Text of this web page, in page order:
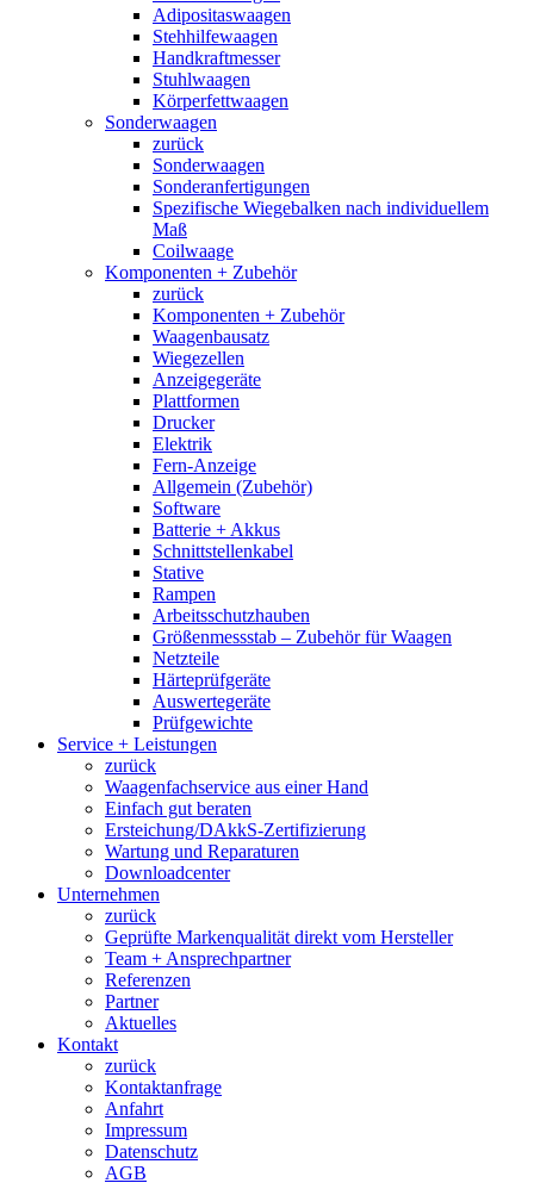
Adipositaswaagen
Stehhilfewaagen
Handkraftmesser
Stuhlwaagen
Körperfettwaagen
Sonderwaagen
zurück
Sonderwaagen
Sonderanfertigungen
Spezifische Wiegebalken nach individuellem
Maß
Coilwaage
Komponenten + Zubehör
zurück
Komponenten + Zubehör
Waagenbausatz
Wiegezellen
Anzeigegeräte
Plattformen
Drucker
Elektrik
Fern-Anzeige
Allgemein (Zubehör)
Software
Batterie + Akkus
Schnittstellenkabel
Stative
Rampen
Arbeitsschutzhauben
Größenmessstab – Zubehör für Waagen
Netzteile
Härteprüfgeräte
Auswertegeräte
Prüfgewichte
Service + Leistungen
zurück
Waagenfachservice aus einer Hand
Einfach gut beraten
Ersteichung/DAkkS-Zertifizierung
Wartung und Reparaturen
Downloadcenter
Unternehmen
zurück
Geprüfte Markenqualität direkt vom Hersteller
Team + Ansprechpartner
Referenzen
Partner
Aktuelles
Kontakt
zurück
Kontaktanfrage
Anfahrt
Impressum
Datenschutz
AGB